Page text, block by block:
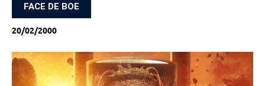
FACE DE BOE
20/02/2000